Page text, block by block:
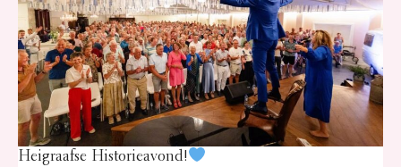
Heigraafse Historieavond!